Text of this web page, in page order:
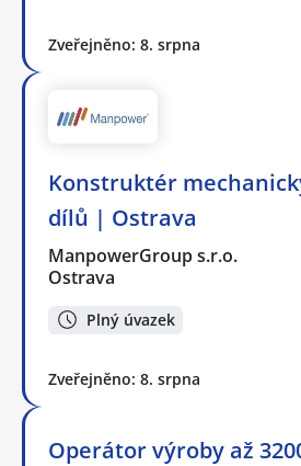
Zveřejněno: 8. srpna
Konstruktér
dílů | Ostrava
ManpowerGroup s.r.o.
Ostrava
Plný úvazek
Zveřejněno: 8. srpna
Operátor výroby až